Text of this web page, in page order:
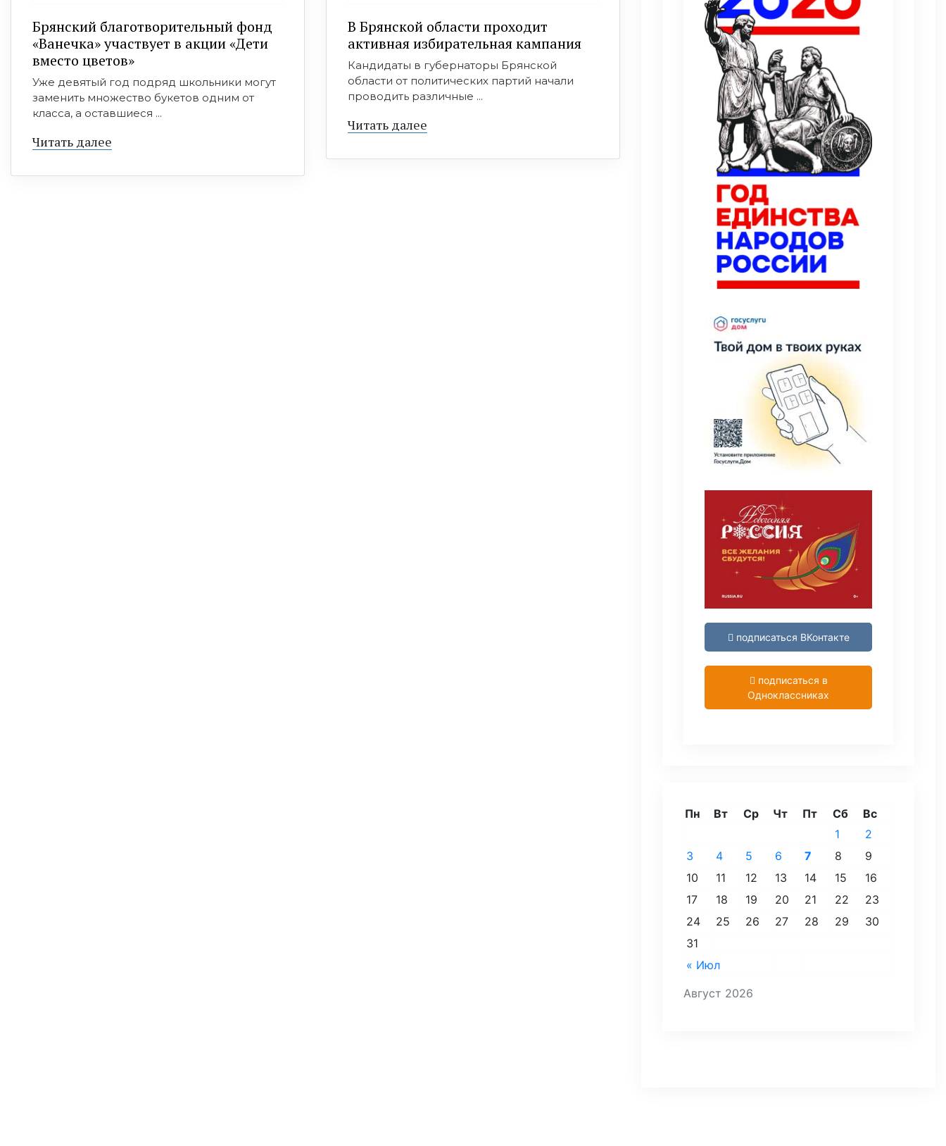
Брянский благотворительный фонд
«Ванечка» участвует в акции «Дети
вместо цветов»
Уже девятый год подряд школьники могут
заменить множество букетов одним от
класса, а оставшиеся ...
Читать далее
В Брянской области проходит
активная избирательная кампания
Кандидаты в губернаторы Брянской
области от политических партий начали
проводить различные ...
Читать далее
подписаться ВКонтакте
подписаться в
Одноклассниках
Август 2026
Пн Вт Ср Чт Пт Сб Вс
« Июл
1
2
3
4 5 6 7 8
9
10
11 12 13 14 15
16
17
18 19 20 21 22
23
24
25 26 27 28 29
30
31